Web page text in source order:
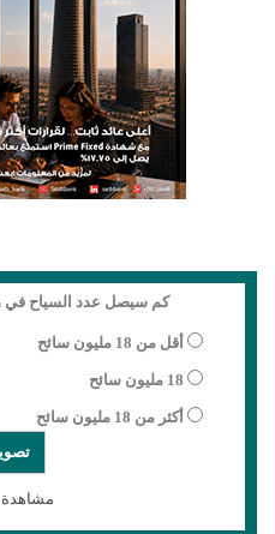
كم سيصل عدد السياح في
أقل من 18 مليون سائح
18 مليون سائح
أكثر من 18 مليون سائح
مشاهدة